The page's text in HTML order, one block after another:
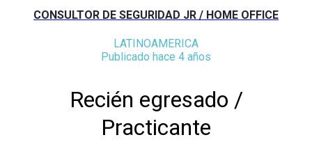
CONSULTOR DE SEGURIDAD JR / HOME OFFICE
LATINOAMERICA
Publicado hace 4 años
Recién egresado /
Practicante